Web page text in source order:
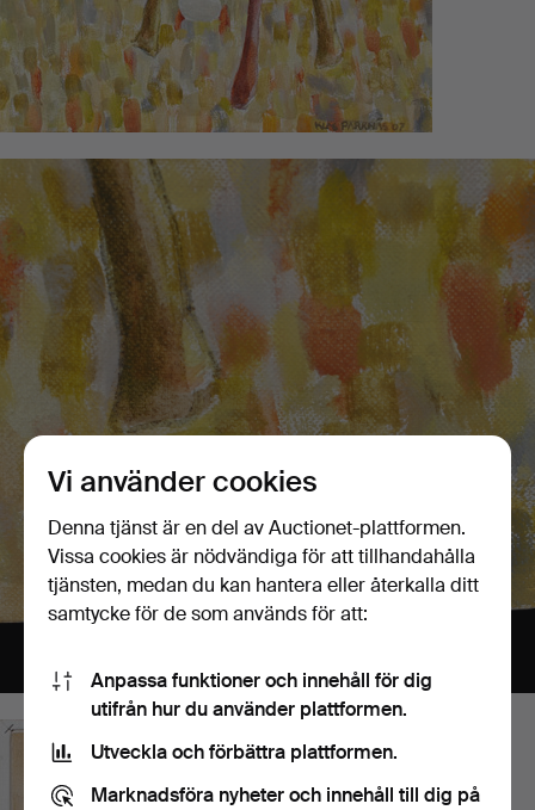
Vi använder cookies
Denna tjänst är en del av Auctionet-plattformen.
Vissa cookies är nödvändiga för att tillhandahålla
tjänsten, medan du kan hantera eller återkalla ditt
samtycke för de som används för att:
Anpassa funktioner och innehåll för dig
utifrån hur du använder plattformen.
Utveckla och förbättra plattformen.
Marknadsföra nyheter och innehåll till dig på